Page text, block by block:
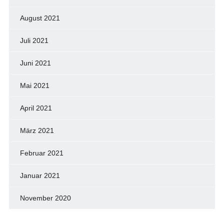
August 2021
Juli 2021
Juni 2021
Mai 2021
April 2021
März 2021
Februar 2021
Januar 2021
November 2020